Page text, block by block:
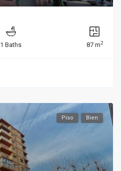
1 Baths 87 m2
Piso Bien